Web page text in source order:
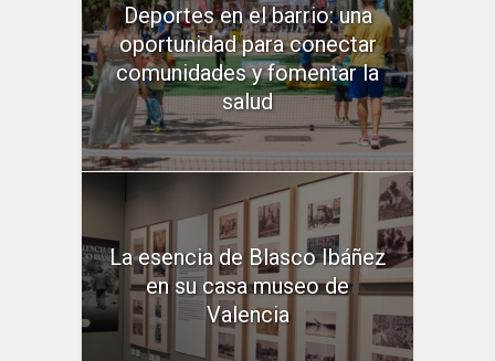
Deportes en el barrio: una
oportunidad para conectar
comunidades y fomentar la
salud
La esencia de Blasco Ibáñez
en su casa museo de
Valencia